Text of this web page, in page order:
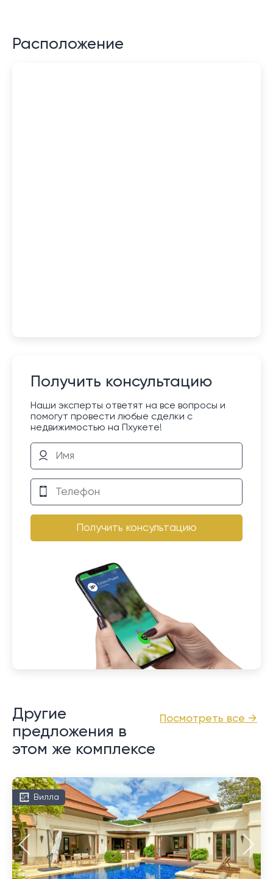
Расположение
Получить консультацию
Наши эксперты ответят на все вопросы и
помогут провести любые сделки с
недвижимостью на Пхукете!
Получить консультацию
Посмотреть все →
Другие
предложения в
этом же комплексе
Вилла